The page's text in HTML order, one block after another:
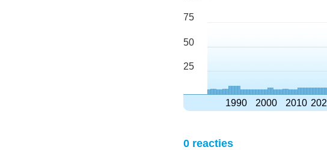
75
50
25
1990 2000 2010
0 reacties